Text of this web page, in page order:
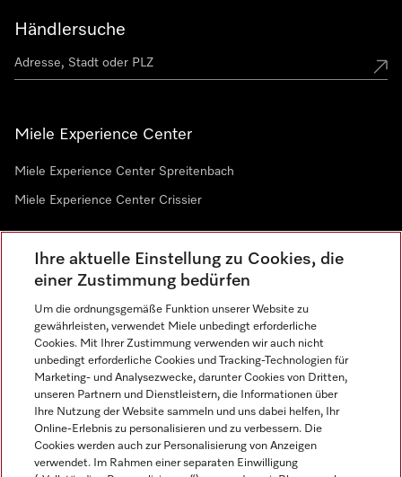
Händlersuche
Miele Experience Center
Miele Experience Center Spreitenbach
Miele Experience Center Crissier
Newsletter
Sprache
DEUTSCH
Ihre aktuelle Einstellung zu Cookies, die
einer Zustimmung bedürfen
Um die ordnungsgemäße Funktion unserer Website zu
gewährleisten, verwendet Miele unbedingt erforderliche
Cookies. Mit Ihrer Zustimmung verwenden wir auch nicht
unbedingt erforderliche Cookies und Tracking-Technologien für
Marketing- und Analysezwecke, darunter Cookies von Dritten,
unseren Partnern und Dienstleistern, die Informationen über
Ihre Nutzung der Website sammeln und uns dabei helfen, Ihr
Online-Erlebnis zu personalisieren und zu verbessern. Die
Cookies werden auch zur Personalisierung von Anzeigen
verwendet. Im Rahmen einer separaten Einwilligung